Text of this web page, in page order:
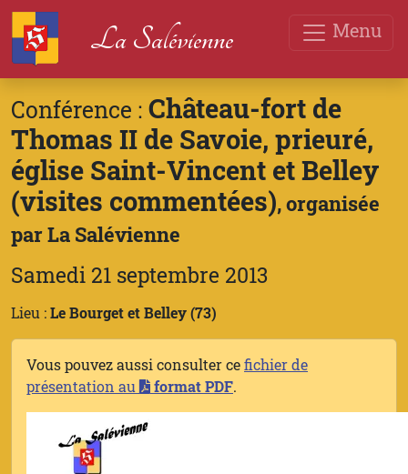
Menu
La Salévienne
Conférence : Château-fort de
Thomas II de Savoie, prieuré,
église Saint-Vincent et Belley
(visites commentées), organisée
par La Salévienne
Samedi 21 septembre 2013
Lieu :Le Bourget et Belley (73)
Vous pouvez aussi consulter cefichier de
présentation au
format PDF.